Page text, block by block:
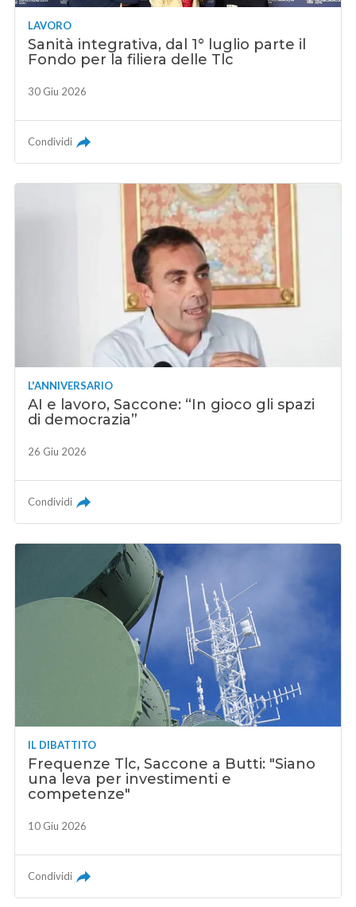
LAVORO
Sanità integrativa, dal 1° luglio parte il
Fondo per la filiera delle Tlc
30 Giu 2026
Condividi
L'ANNIVERSARIO
AI e lavoro, Saccone: “In gioco gli spazi
di democrazia”
26 Giu 2026
Condividi
IL DIBATTITO
Frequenze Tlc, Saccone a Butti: "Siano
una leva per investimenti e
competenze"
10 Giu 2026
Condividi